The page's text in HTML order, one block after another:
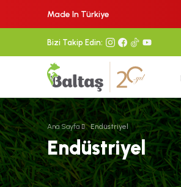
Made In Türkiye
Bizi Takip Edin:
Ana Sayfa Endüstriyel
Endüstriyel